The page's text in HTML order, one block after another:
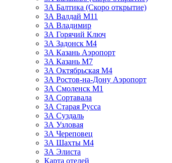
3А Балтика (Скоро открытие)
3А Валдай М11
3А Владимир
ЗА Горячий Ключ
3А Задонск М4
3А Казань Аэропорт
3А Казань M7
3А Октябрьская М4
3А Ростов-на-Дону Аэропорт
ЗА Смоленск М1
ЗА Сортавала
3А Старая Русса
3А Суздаль
3А Узловая
3А Череповец
3А Шахты М4
ЗА Элиста
Карта отелей